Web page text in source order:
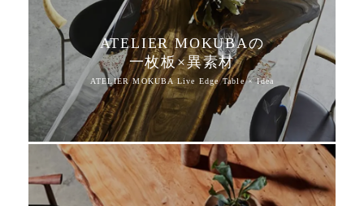
ATELIER MOKUBAの
一枚板×異素材